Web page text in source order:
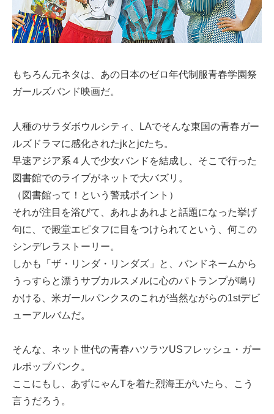
もちろん元ネタは、あの日本のゼロ年代制服青春学園祭
ガールズバンド映画だ。
人種のサラダボウルシティ、LAでそんな東国の青春ガー
ルズドラマに感化されたjkとjcたち。
早速アジア系４人で少女バンドを結成し、そこで行った
図書館でのライブがネットで大バズリ。
（図書館って！という警戒ポイント）
それが注目を浴びて、あれよあれよと話題になった挙げ
句に、で殿堂エピタフに目をつけられてという、何この
シンデレラストーリー。
しかも「ザ・リンダ・リンダズ」と、バンドネームから
うっすらと漂うサブカルスメルに心のパトランプが鳴り
かける、米ガールパンクスのこれが当然ながらの1stデビ
ューアルバムだ。
そんな、ネット世代の青春ハツラツUSフレッシュ・ガー
ルポップパンク。
ここにもし、あずにゃんTを着た烈海王がいたら、こう
言うだろう。